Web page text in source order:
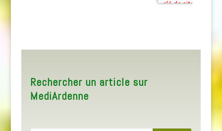
Rechercher un article sur
MediArdenne